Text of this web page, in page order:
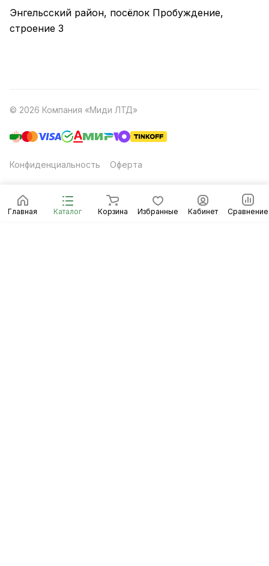
Главная Каталог Корзина Избранные Кабинет Сравнение
Энгельсский район, посёлок Пробуждение,
строение 3
© 2026 Компания «Миди ЛТД»
Конфиденциальность Оферта